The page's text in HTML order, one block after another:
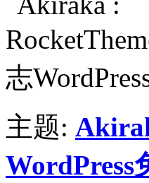
主题:
WordPress